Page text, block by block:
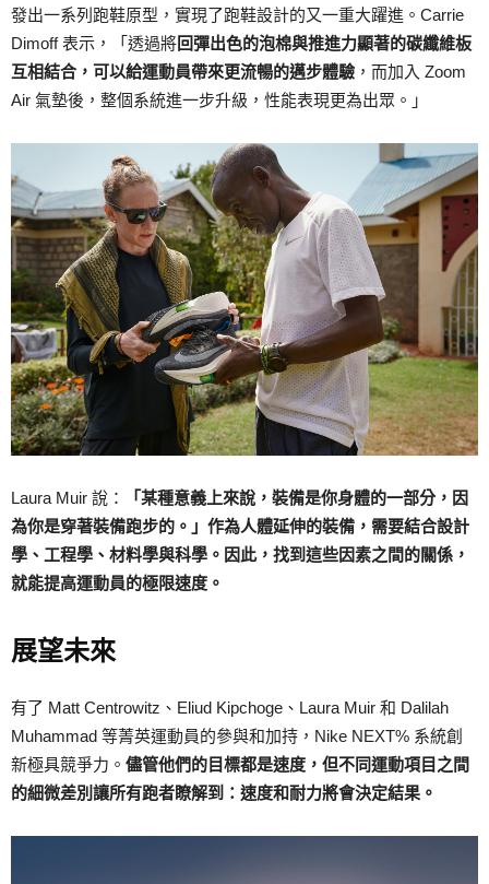
發出一系列跑鞋原型，實現了跑鞋設計的又一重大躍進。Carrie
Dimoff 表示，「透過將回彈出色的泡棉與推進力顯著的碳纖維板
互相結合，可以給運動員帶來更流暢的邁步體驗 ，而加入 Zoom
Air 氣墊後，整個系統進一步升級，性能表現更為出眾。」
Laura Muir 說：
「某種意義上來說，裝備是你身體的一部分，因
為你是穿著裝備跑步的。」 作為人體延伸的裝備，需要結合設計
學、工程學、材料學與科學。因此，找到這些因素之間的關係，
就能提高運動員的極限速度。
展望未來
有了 Matt Centrowitz、Eliud Kipchoge、Laura Muir 和 Dalilah
Muhammad 等菁英運動員的參與和加持，Nike NEXT% 系統創
新極具競爭力。 儘管他們的目標都是速度，但不同運動項目之間
的細微差別讓所有跑者瞭解到：速度和耐力將會決定結果。